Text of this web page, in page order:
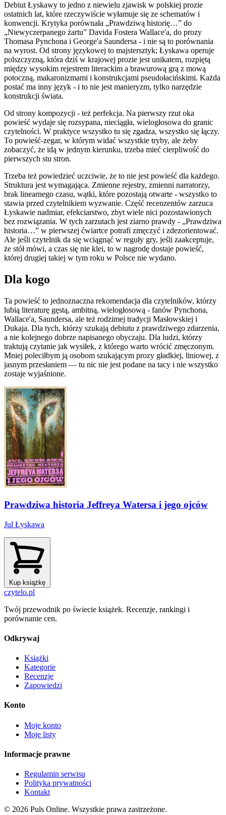
Debiut Łyskawy to jedno z niewielu zjawisk w polskiej prozie
ostatnich lat, które rzeczywiście wyłamuje się ze schematów i
konwencji. Krytyka porównała „Prawdziwą historię…” do
„Niewyczerpanego żartu” Davida Fostera Wallace'a, do prozy
Thomasa Pynchona i George'a Saundersa - i nie są to porównania
na wyrost. Od strony językowej to majstersztyk; Łyskawa operuje
polszczyzną, która dziś w krajowej prozie jest unikatem, rozpiętą
między wysokim rejestrem literackim a brawurową grą z mową
potoczną, makaronizmami i konstrukcjami pseudołacińskimi. Każda
postać ma inny język - i to nie jest manieryzm, tylko narzędzie
konstrukcji świata.
Od strony kompozycji - też perfekcja. Na pierwszy rzut oka
powieść wydaje się rozsypana, nieciągła, wielogłosowa do granic
czytelności. W praktyce wszystko tu się zgadza, wszystko się łączy.
To powieść-zegar, w którym widać wszystkie tryby, ale żeby
zobaczyć, że idą w jednym kierunku, trzeba mieć cierpliwość do
pierwszych stu stron.
Trzeba też powiedzieć uczciwie, że to nie jest powieść dla każdego.
Struktura jest wymagająca. Zmienne rejestry, zmienni narratorzy,
brak linearnego czasu, wątki, które pozostają otwarte - wszystko to
stawia przed czytelnikiem wyzwanie. Część recenzentów zarzuca
Łyskawie nadmiar, efekciarstwo, zbyt wiele nici pozostawionych
bez rozwiązania. W tych zarzutach jest ziarno prawdy - „Prawdziwa
historia…” w pierwszej ćwiartce potrafi zmęczyć i zdezorientować.
Ale jeśli czytelnik da się wciągnąć w reguły gry, jeśli zaakceptuje,
że stół mówi, a czas się nie klei, to w nagrodę dostaje powieść,
której drugiej takiej w tym roku w Polsce nie wydano.
Dla kogo
Ta powieść to jednoznaczna rekomendacja dla czytelników, którzy
lubią literaturę gęstą, ambitną, wielogłosową - fanów Pynchona,
Wallace'a, Saundersa, ale też rodzimej tradycji Masłowskiej i
Dukaja. Dla tych, którzy szukają debiutu z prawdziwego zdarzenia,
a nie kolejnego dobrze napisanego obyczaju. Dla ludzi, którzy
traktują czytanie jak wysiłek, z którego warto wrócić zmęczonym.
Mniej poleciłbym ją osobom szukającym prozy gładkiej, liniowej, z
jasnym przesłaniem — tu nic nie jest podane na tacy i nie wszystko
zostaje wyjaśnione.
Prawdziwa historia Jeffreya Watersa i jego ojców
Jul Łyskawa
Kup książkę
czytelo.pl
Twój przewodnik po świecie książek. Recenzje, rankingi i
porównanie cen.
Odkrywaj
Książki
Kategorie
Recenzje
Zapowiedzi
Konto
Moje konto
Moje listy
Informacje prawne
Regulamin serwisu
Polityka prywatności
Kontakt
© 2026 Puls Online. Wszystkie prawa zastrzeżone.